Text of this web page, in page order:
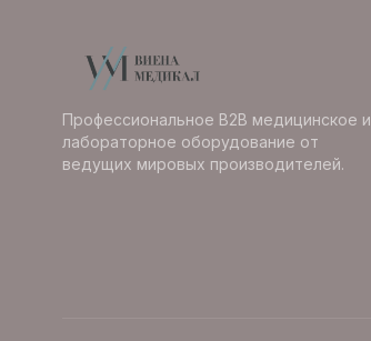
Профессиональное B2B медицинское и
лабораторное оборудование от
ведущих мировых производителей.